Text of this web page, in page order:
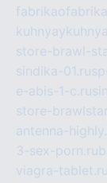
store-brawl-
sindika-01.ru
e-abis-1-c.ru
store-
antenna-
3-sex-porn.ru
viagra-tablet.ru